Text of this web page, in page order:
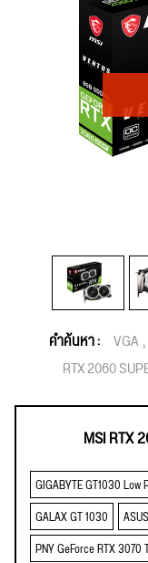
คำค้นหา : VGA
RTX 2060
MSI RTX
GIGABYTE GT1030 Low
GALAX GT 1030
PNY GeForce RTX 3070